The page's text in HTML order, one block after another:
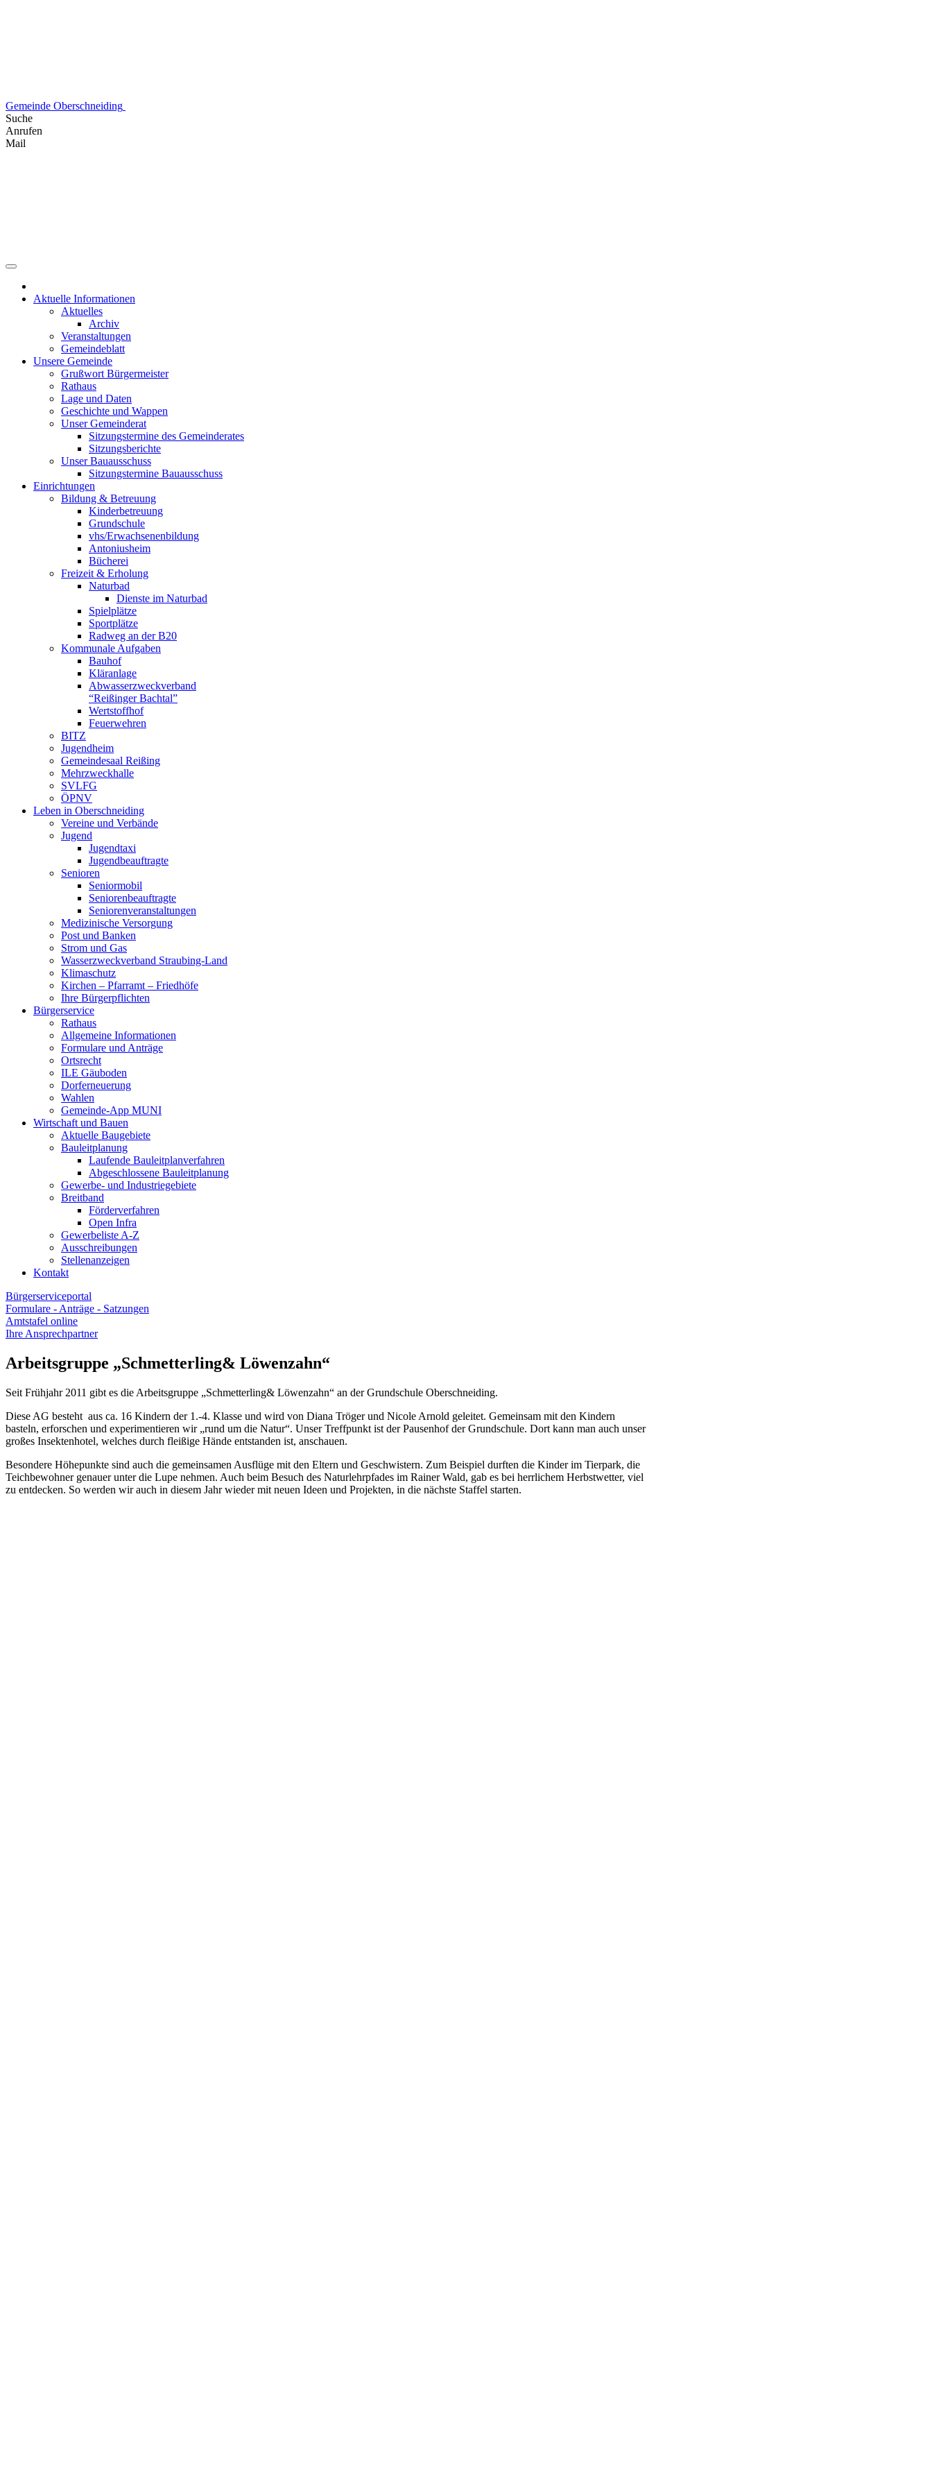
Gemeinde Oberschneiding
Suche
Anrufen
Mail
Aktuelle Informationen
Aktuelles
Archiv
Veranstaltungen
Gemeindeblatt
Unsere Gemeinde
Grußwort Bürgermeister
Rathaus
Lage und Daten
Geschichte und Wappen
Unser Gemeinderat
Sitzungstermine des Gemeinderates
Sitzungsberichte
Unser Bauausschuss
Sitzungstermine Bauausschuss
Einrichtungen
Bildung & Betreuung
Kinderbetreuung
Grundschule
vhs/Erwachsenenbildung
Antoniusheim
Bücherei
Freizeit & Erholung
Naturbad
Dienste im Naturbad
Spielplätze
Sportplätze
Radweg an der B20
Kommunale Aufgaben
Bauhof
Kläranlage
Abwasserzweckverband
“Reißinger Bachtal”
Wertstoffhof
Feuerwehren
BITZ
Jugendheim
Gemeindesaal Reißing
Mehrzweckhalle
SVLFG
ÖPNV
Leben in Oberschneiding
Vereine und Verbände
Jugend
Jugendtaxi
Jugendbeauftragte
Senioren
Seniormobil
Seniorenbeauftragte
Seniorenveranstaltungen
Medizinische Versorgung
Post und Banken
Strom und Gas
Wasserzweckverband Straubing-Land
Klimaschutz
Kirchen – Pfarramt – Friedhöfe
Ihre Bürgerpflichten
Bürgerservice
Rathaus
Allgemeine Informationen
Formulare und Anträge
Ortsrecht
ILE Gäuboden
Dorferneuerung
Wahlen
Gemeinde-App MUNI
Wirtschaft und Bauen
Aktuelle Baugebiete
Bauleitplanung
Laufende Bauleitplanverfahren
Abgeschlossene Bauleitplanung
Gewerbe- und Industriegebiete
Breitband
Förderverfahren
Open Infra
Gewerbeliste A-Z
Ausschreibungen
Stellenanzeigen
Kontakt
Bürgerserviceportal
Formulare - Anträge - Satzungen
Amtstafel online
Ihre Ansprechpartner
Arbeitsgruppe „Schmetterling& Löwenzahn“
Seit Frühjahr 2011 gibt es die Arbeitsgruppe „Schmetterling& Löwenzahn“ an der Grundschule Oberschneiding.
Diese AG besteht aus ca. 16 Kindern der 1.-4. Klasse und wird von Diana Tröger und Nicole Arnold geleitet. Gemeinsam mit den Kindern
basteln, erforschen und experimentieren wir „rund um die Natur“. Unser Treffpunkt ist der Pausenhof der Grundschule. Dort kann man auch unser
großes Insektenhotel, welches durch fleißige Hände entstanden ist, anschauen.
Besondere Höhepunkte sind auch die gemeinsamen Ausflüge mit den Eltern und Geschwistern. Zum Beispiel durften die Kinder im Tierpark, die
Teichbewohner genauer unter die Lupe nehmen. Auch beim Besuch des Naturlehrpfades im Rainer Wald, gab es bei herrlichem Herbstwetter, viel
zu entdecken. So werden wir auch in diesem Jahr wieder mit neuen Ideen und Projekten, in die nächste Staffel starten.